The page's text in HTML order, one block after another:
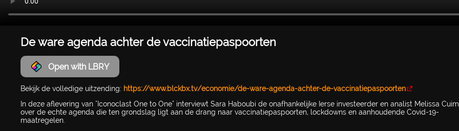
De ware agenda achter de vaccinatiepaspoorten
Open with LBRY
Bekijk de volledige uitzending: https://www.blckbx.tv/economie/de-ware-agenda-achter-de-vaccinatiepaspoorten
In deze aflevering van "Iconoclast One to One" interviewt Sara Haboubi de onafhankelijke Ierse investeerder en analist Melissa
over de echte agenda die ten grondslag ligt aan de drang naar vaccinatiepaspoorten, lockdowns en aanhoudende Covid-19-
maatregelen.